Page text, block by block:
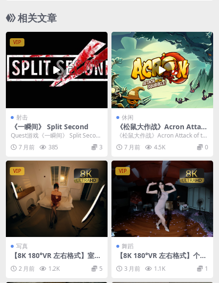
相关文章
VIP
射击
《一瞬间》 Split Second
Quest游戏《一瞬间》 Split Second
是一款即将到来的VR战术射击...
7 月前 385 3
休闲
《松鼠大作战》Acron Attac
k of the Squirrels v1.17.251
477
《松鼠大作战》Acron Attack of th
e Squirrels， 核心...
7 月前 4.5K 0
VIP
写真
【8K 180°VR 左右格式】室内
2 月前 1.2K 5
VIP
舞蹈
【8K 180°VR 左右格式】个人
3 月前 1.1K 1